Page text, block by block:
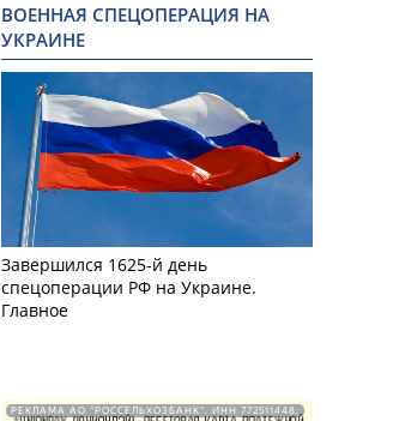
ВОЕННАЯ СПЕЦОПЕРАЦИЯ НА
УКРАИНЕ
Завершился 1625-й день
спецоперации РФ на Украине.
Главное
РЕКЛАМА АО "РОССЕЛЬХОЗБАНК". ИНН 772511448.